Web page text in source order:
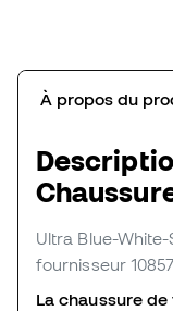
À propos du
Ultra Blue-
fournisseur
La chaussure de